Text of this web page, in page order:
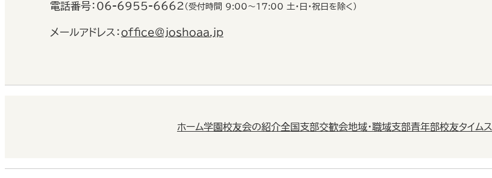
電話番号： 06-6955-6662 （受付時間 9:00〜17:00 土・日・祝日を除く）
メールアドレス：office@joshoaa.jp
ホーム学園校友会の紹介全国支部交歓会地域・職域支部青年部校友タイムス